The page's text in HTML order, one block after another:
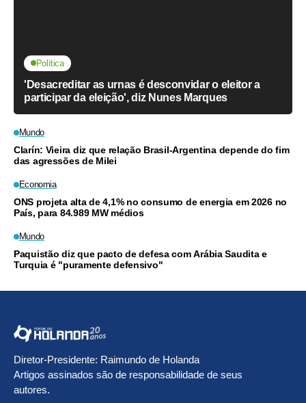
Política
'Desacreditar as urnas é desconvidar o eleitor a
participar da eleição', diz Nunes Marques
Mundo
Clarín: Vieira diz que relação Brasil-Argentina depende do fim
das agressões de Milei
Economia
ONS projeta alta de 4,1% no consumo de energia em 2026 no
País, para 84.989 MW médios
Mundo
Paquistão diz que pacto de defesa com Arábia Saudita e
Turquia é "puramente defensivo"
Diretor-Presidente: Raimundo de Holanda
Artigos assinados são de responsabilidade de seus
autores.